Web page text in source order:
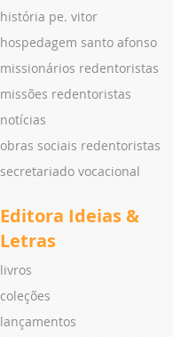
história pe. vitor
hospedagem santo afonso
missionários redentoristas
missões redentoristas
notícias
obras sociais redentoristas
secretariado vocacional
Editora Ideias &
Letras
livros
coleções
lançamentos